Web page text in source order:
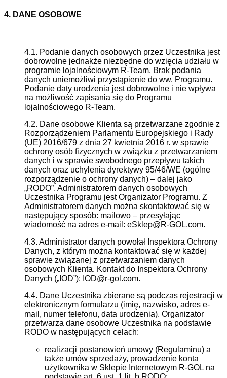
4. DANE OSOBOWE
4.1. Podanie danych osobowych przez Uczestnika jest
dobrowolne jednakże niezbędne do wzięcia udziału w
programie lojalnościowym R-Team. Brak podania
danych uniemożliwi przystąpienie do ww. Programu.
Podanie daty urodzenia jest dobrowolne i nie wpływa
na możliwość zapisania się do Programu
lojalnościowego R-Team.
4.2. Dane osobowe Klienta są przetwarzane zgodnie z
Rozporządzeniem Parlamentu Europejskiego i Rady
(UE) 2016/679 z dnia 27 kwietnia 2016 r. w sprawie
ochrony osób fizycznych w związku z przetwarzaniem
danych i w sprawie swobodnego przepływu takich
danych oraz uchylenia dyrektywy 95/46/WE (ogólne
rozporządzenie o ochrony danych) – dalej jako
„RODO”. Administratorem danych osobowych
Uczestnika Programu jest Organizator Programu. Z
Administratorem danych można skontaktować się w
następujący sposób: mailowo – przesyłając
wiadomość na adres e-mail: eSklep@R-GOL.com.
4.3. Administrator danych powołał Inspektora Ochrony
Danych, z którym można kontaktować się w każdej
sprawie związanej z przetwarzaniem danych
osobowych Klienta. Kontakt do Inspektora Ochrony
Danych („IOD”): IOD@r-gol.com.
4.4. Dane Uczestnika zbierane są podczas rejestracji w
elektronicznym formularzu (imię, nazwisko, adres e-
mail, numer telefonu, data urodzenia). Organizator
przetwarza dane osobowe Uczestnika na podstawie
RODO w następujących celach:
realizacji postanowień umowy (Regulaminu) a
także umów sprzedaży, prowadzenie konta
użytkownika w Sklepie Internetowym R-GOL na